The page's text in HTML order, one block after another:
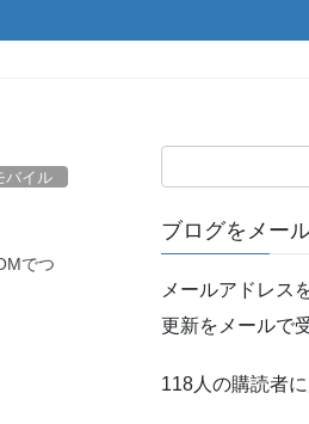
バイル
でつ
ブログをメー
メールアドレス
更新をメールで
118人の購読者